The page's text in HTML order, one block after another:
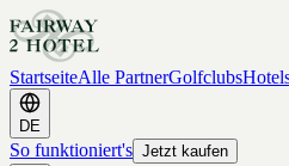
StartseiteAlle PartnerGolfclubs
DE
So funktioniert's Jetzt kaufen